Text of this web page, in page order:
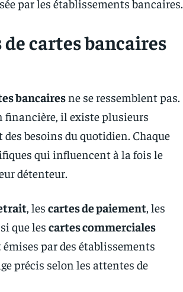
par les établissements bancaires.
cartes bancaires
bancairesne se ressemblent pas.
il existe plusieurs
besoins du quotidien. Chaque
qui influencent à la fois le
détenteur.
, lescartes de paiement, les
que lescartes commerciales
par des établissements
précis selon les attentes de